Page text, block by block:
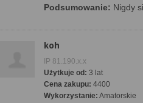
Podsumowanie: Nigdy
koh
IP 81.190.x.x
Użytkuje od: 3 lat
Cena zakupu: 4400
Wykorzystanie: Amatorskie